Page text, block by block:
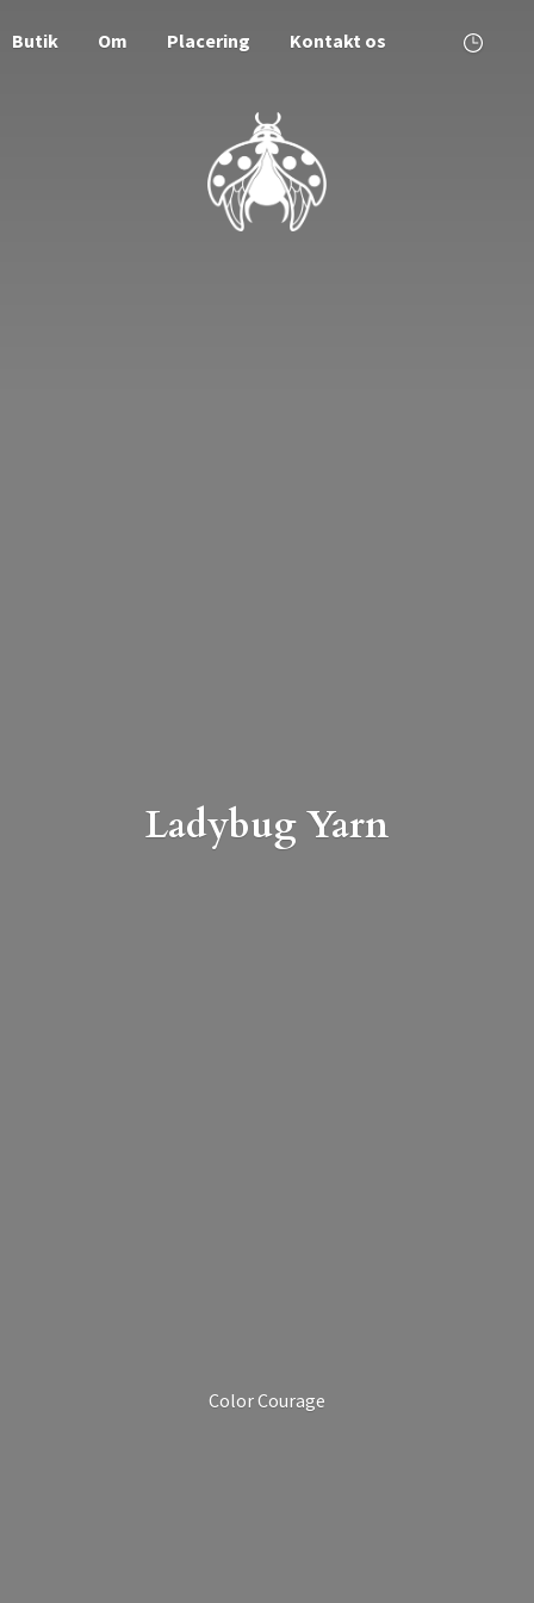
Butik Om Placering Kontakt os
Ladybug Yarn
Color Courage